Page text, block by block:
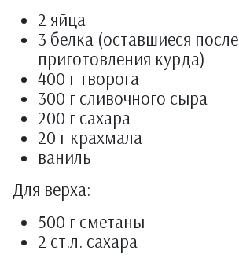
2 яйца
3 белка (оставшиеся после
приготовления курда)
400 г творога
300 г сливочного сыра
200 г сахара
20 г крахмала
ваниль
Для верха:
500 г сметаны
2 ст.л. сахара